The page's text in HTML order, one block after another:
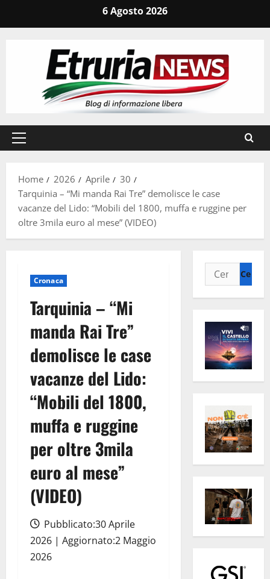
6 Agosto 2026
Menu
Home
2026 Aprile
30
Tarquinia – “Mi manda Rai Tre” demolisce le case
vacanze del Lido: “Mobili del 1800, muffa e ruggine per
oltre 3mila euro al mese” (VIDEO)
Cronaca
Tarquinia – “Mi
manda Rai Tre”
demolisce le case
vacanze del Lido:
“Mobili del 1800,
muffa e ruggine
per oltre 3mila
euro al mese”
(VIDEO)
Pubblicato:30 Aprile
2026 | Aggiornato:2 Maggio
2026
Ricerca
per: